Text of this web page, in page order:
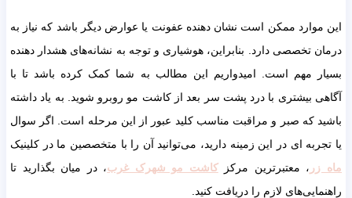
این موارد ممکن است نشان دهنده عفونت یا عوارض دیگر باشد که نیاز به
درمان تخصصی دارد. بنابراین، هوشیاری و توجه به نشانه‌های هشدار دهنده
بسیار مهم است. امیدواریم این مطالب به شما کمک کرده باشد تا با
آگاهی بیشتری با درد پشت سر بعد از کاشت مو روبرو شوید. به یاد داشته
باشید که صبر و مراقبت مناسب کلید عبور از این مرحله است. اگر سوال
یا تجربه ای در این زمینه دارید، می‌توانید آن را با متخصصین ما در کلینیک
ماه زر ، معتبرترین مرکزکاشت مو شهرک غرب، در میان بگذارید تا
راهنمایی‌های لازم را دریافت کنید.